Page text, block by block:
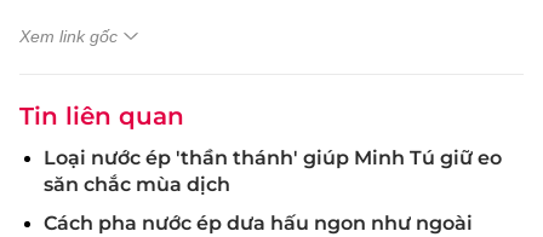
Xem link gốc
Tin liên quan
Loại nước ép 'thần thánh' giúp Minh Tú giữ eo
săn chắc mùa dịch
Cách pha nước ép dưa hấu ngon như ngoài